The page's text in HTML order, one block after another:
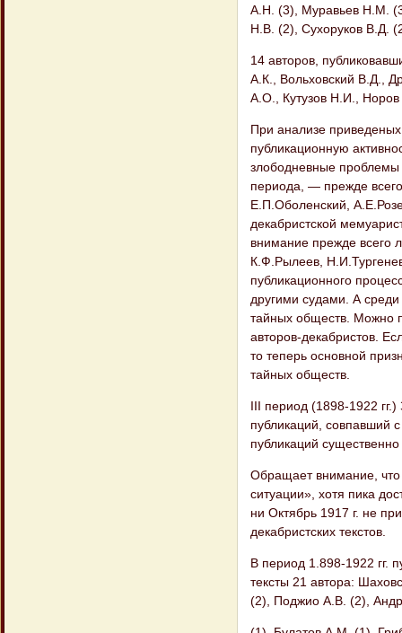
А.Н. (3), Муравьев Н.М.
Н.В. (2), Сухоруков В.Д.
14 авторов,
А.К., Вольховский В.Д.,
А.О., Кутузов Н.И.,
При анализе
публикационную
злободневные проблемы
периода, — прежде
Е.П.Оболенский,
декабристской
внимание прежде
К.Ф.Рылеев,
публикационного
другими судами. А
тайных обществ. Можно
авторов-декабристов.
то теперь основной
тайных обществ.
III период (1898-1922 гг.)
публикаций, совпавший
публикаций
Обращает внимание, что
ситуации», хотя пика
ни Октябрь 1917 г. не
декабристских текстов.
В период 1.898-1922 гг.
тексты 21 автора:
(2), Поджио А.В. (2),